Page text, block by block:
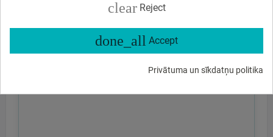
clear Reject
done_all Accept
Privātuma un sīkdatņu politika